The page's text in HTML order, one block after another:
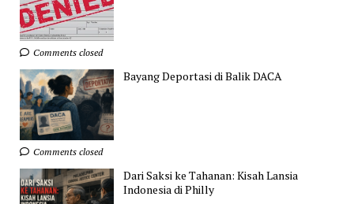
Comments closed
Bayang Deportasi di Balik DACA
Comments closed
Dari Saksi ke Tahanan: Kisah Lansia
Indonesia di Philly